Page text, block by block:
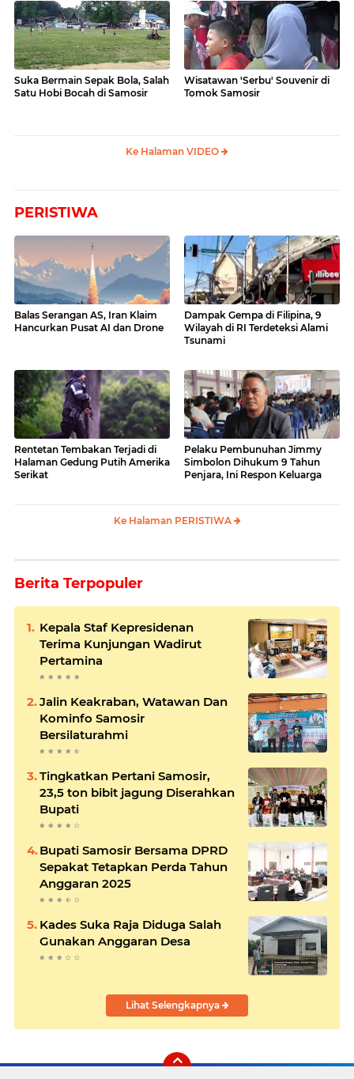
Suka Bermain Sepak Bola, Salah
Satu Hobi Bocah di Samosir
Wisatawan 'Serbu' Souvenir di
Tomok Samosir
Ke Halaman VIDEO
PERISTIWA
Balas Serangan AS, Iran Klaim
Hancurkan Pusat AI dan Drone
Dampak Gempa di Filipina, 9
Wilayah di RI Terdeteksi Alami
Tsunami
Rentetan Tembakan Terjadi di
Halaman Gedung Putih Amerika
Serikat
Pelaku Pembunuhan Jimmy
Simbolon Dihukum 9 Tahun
Penjara, Ini Respon Keluarga
Ke Halaman PERISTIWA
Berita Terpopuler
Kepala Staf Kepresidenan
Terima Kunjungan Wadirut
Pertamina
Jalin Keakraban, Watawan Dan
Kominfo Samosir
Bersilaturahmi
Tingkatkan Pertani Samosir,
23,5 ton bibit jagung Diserahkan
Bupati
Bupati Samosir Bersama DPRD
Sepakat Tetapkan Perda Tahun
Anggaran 2025
Kades Suka Raja Diduga Salah
Gunakan Anggaran Desa
Lihat Selengkapnya